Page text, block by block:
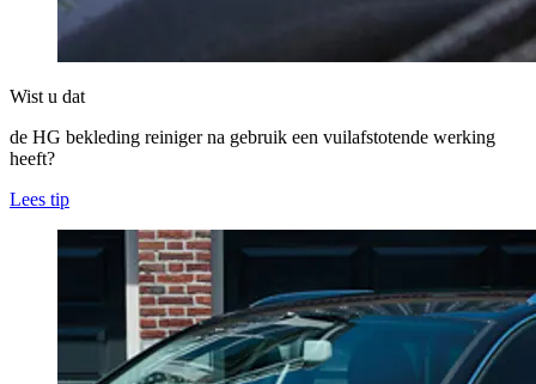
Wist u dat
de HG bekleding reiniger na gebruik een vuilafstotende werking
heeft?
Lees tip